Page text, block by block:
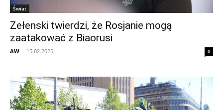
Świat
Zełenski twierdzi, że Rosjanie mogą
zaatakować z Biaorusi
AW - 15.02.2025 0